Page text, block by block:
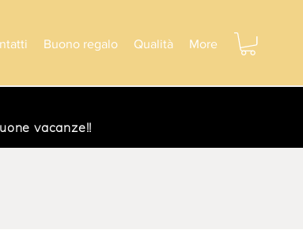
Buono regalo Qualità More
vacanze!!